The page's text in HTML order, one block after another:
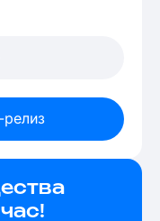
релиз